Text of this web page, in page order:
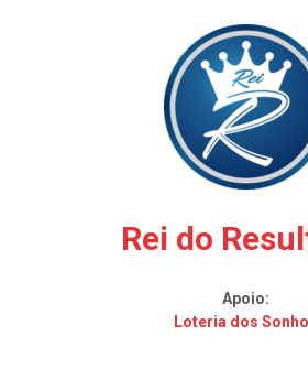
Rei do
Apoio:
Loteria dos